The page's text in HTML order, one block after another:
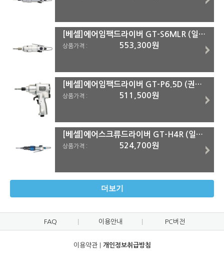
[베셀]에어임팩드라이버 GT-S6MLR (일자형)(주문건)
상품가격 : 553,300원
[베셀]에어임팩드라이버 GT-P6.5D (권총형)
상품가격 : 511,500원
[베셀]에어스크류드라이버 GT-H4R (일자형)(주문건) 5mm
상품가격 : 524,700원
더보기
FAQ 이용안내 PC버전
이용약관| 개인정보취급방침